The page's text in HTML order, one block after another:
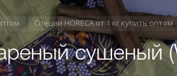
Специи HORECA от 1 кг купить оптом
сушеный